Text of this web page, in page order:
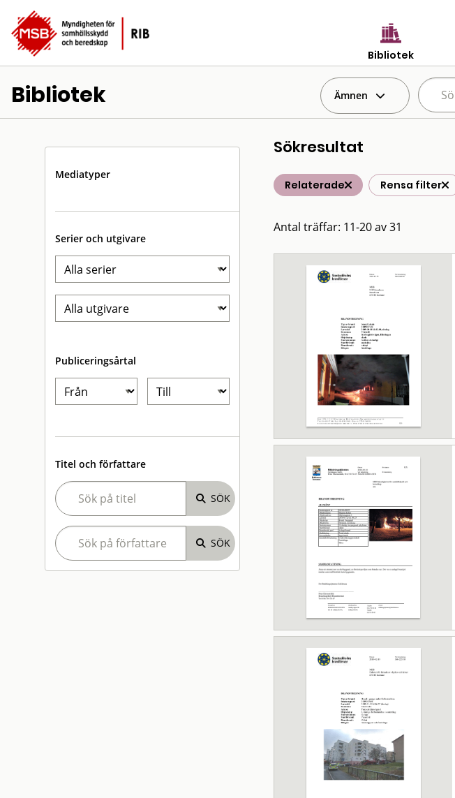
Bibliotek
Bibliotek Ämnen
Mediatyper
Serier och utgivare
Publiceringsårtal
Titel och författare
Sökresultat
Relaterade Rensa filter
Antal träffar: 11-20 av 31